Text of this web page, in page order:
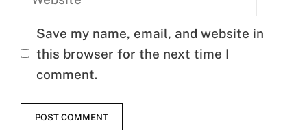
Save my name, email, and website in
this browser for the next time I
comment.